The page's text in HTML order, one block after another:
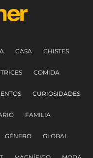
CASA CHISTES
COMIDA
CURIOSIDADES
FAMILIA
GÉNERO GLOBAL